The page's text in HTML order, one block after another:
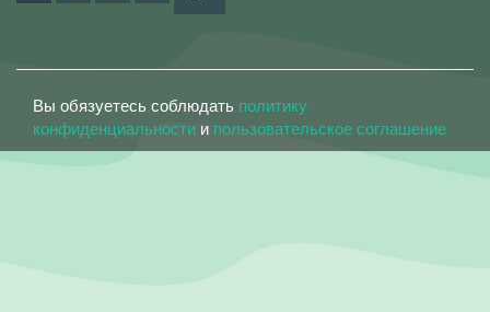
Вы обязуетесь соблюдать политику
конфиденциальности и пользовательское соглашение